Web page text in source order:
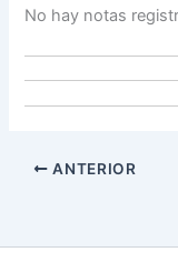
No hay notas
ANTERIOR